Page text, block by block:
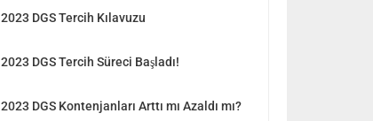
2023 DGS Tercih Kılavuzu
2023 DGS Tercih Süreci Başladı!
2023 DGS Kontenjanları Arttı mı Azaldı mı?